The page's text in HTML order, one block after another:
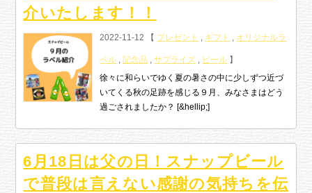
介いたします！！
2022-11-12 【 プレゼント , ギフト , オリジナルラ
ベル ,記念品 ,サプライズ , ビール 】
徐々に和らいでゆく夏の暑さの中に少しずつ近づ
いてくる秋の足跡を感じる９月、みなさまはどう
過ごされましたか？ [&hellip;]
6月18日は父の日！スナップビール
で普段は言えない感謝の気持ちを伝